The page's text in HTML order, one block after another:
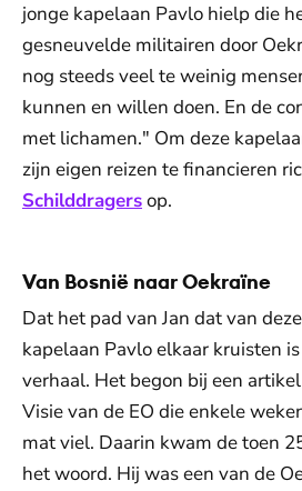
jonge kapelaan Pavlo hielp die
gesneuvelde militairen door
nog steeds veel te weinig
kunnen en willen doen. En de
met lichamen." Om deze
zijn eigen reizen te financieren
Schilddragersop.
Van Bosnië naar Oekraïne
Dat het pad van Jan dat van
kapelaan Pavlo elkaar kruisten
verhaal. Het begon bij een
Visie van de EO die enkele
mat viel. Daarin kwam de toen
het woord. Hij was een van de